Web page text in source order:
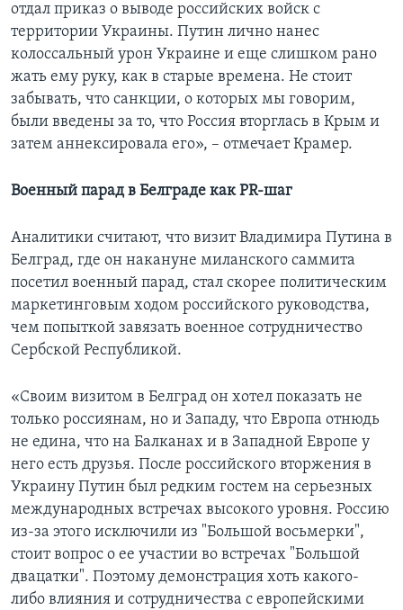
отдал приказ о выводе российских войск с
территории Украины. Путин лично нанес
колоссальный урон Украине и еще слишком рано
жать ему руку, как в старые времена. Не стоит
забывать, что санкции, о которых мы говорим,
были введены за то, что Россия вторглась в Крым и
затем аннексировала его», – отмечает Крамер.
Военный парад в Белграде как PR-шаг
Аналитики считают, что визит Владимира Путина в
Белград, где он накануне миланского саммита
посетил военный парад, стал скорее политическим
маркетинговым ходом российского руководства,
чем попыткой завязать военное сотрудничество
Сербской Республикой.
«Своим визитом в Белград он хотел показать не
только россиянам, но и Западу, что Европа отнюдь
не едина, что на Балканах и в Западной Европе у
него есть друзья. После российского вторжения в
Украину Путин был редким гостем на серьезных
международных встречах высокого уровня. Россию
из-за этого исключили из "Большой восьмерки",
стоит вопрос о ее участии во встречах "Большой
двацатки". Поэтому демонстрация хоть какого-
либо влияния и сотрудничества с европейскими